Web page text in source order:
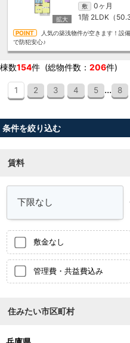
敷 0ヶ月
1階 2LDK（
人気の築浅物件が空きます！設
で防犯安心♪
棟数154件 (総物件数： 206件)
1 2 3 4 5 ... 8
条件を絞り込む
賃料
敷金なし
管理費・共益費込み
住みたい市区町村